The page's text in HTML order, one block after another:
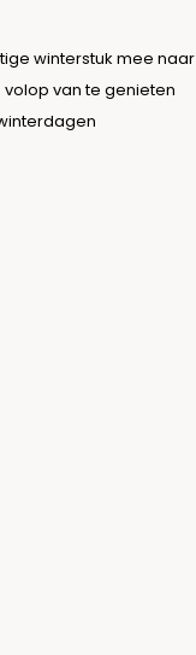
winterstuk mee naar
van te genieten